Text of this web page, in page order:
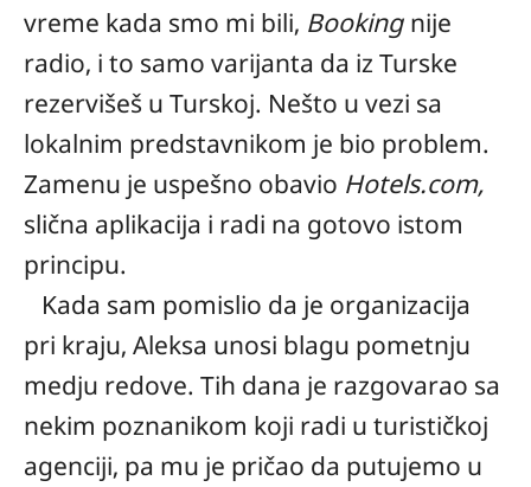
vreme kada smo mi bili, Booking nije
radio, i to samo varijanta da iz Turske
rezervišeš u Turskoj. Nešto u vezi sa
lokalnim predstavnikom je bio problem.
Zamenu je uspešno obavio Hotels.com,
slična aplikacija i radi na gotovo istom
principu.
Kada sam pomislio da je organizacija
pri kraju, Aleksa unosi blagu pometnju
medju redove. Tih dana je razgovarao sa
nekim poznanikom koji radi u turističkoj
agenciji, pa mu je pričao da putujemo u